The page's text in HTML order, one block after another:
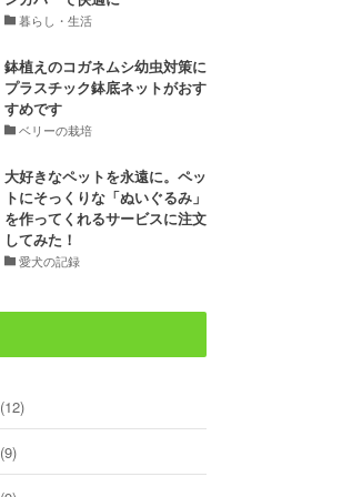
暮らし・生活
鉢植えのコガネムシ幼虫対策に
プラスチック鉢底ネットがおす
すめです
ベリーの栽培
大好きなペットを永遠に。ペッ
トにそっくりな「ぬいぐるみ」
を作ってくれるサービスに注文
してみた！
愛犬の記録
(12)
(9)